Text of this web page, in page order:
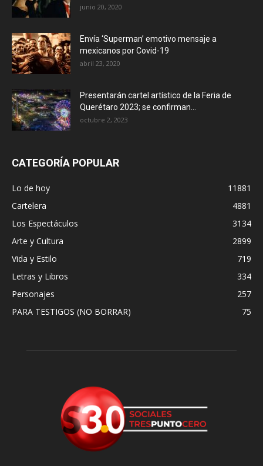
junio 20, 2020
Envía ‘Superman’ emotivo mensaje a
mexicanos por Covid-19
abril 23, 2020
Presentarán cartel artístico de la Feria de
Querétaro 2023; se confirman...
octubre 2, 2023
CATEGORÍA POPULAR
Lo de hoy
11881
Cartelera
4881
Los Espectáculos
3134
Arte y Cultura
2899
Vida y Estilo
719
Letras y Libros
334
Personajes
257
PARA TESTIGOS (NO BORRAR)
75